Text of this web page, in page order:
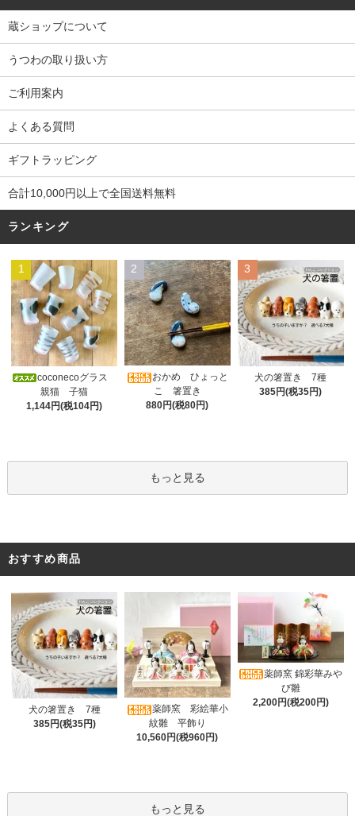
蔵ショップについて
うつわの取り扱い方
ご利用案内
よくある質問
ギフトラッピング
合計10,000円以上で全国送料無料
ランキング
1
coconecoグラス
親猫 子猫
1,144円(税104円)
2
おかめ ひょっと
こ 箸置き
880円(税80円)
3
犬の箸置き 7種
385円(税35円)
もっと見る
おすすめ商品
犬の箸置き 7種
385円(税35円)
薬師窯 彩絵華小
紋雛 平飾り
10,560円(税960円)
薬師窯 錦彩華みや
び雛
2,200円(税200円)
もっと見る